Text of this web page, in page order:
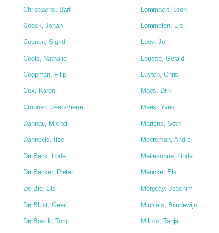
Christiaens, Bart
Coeck, Johan
Coenen, Sigrid
Cools, Nathalie
Coopman, Filip
Cox, Karen
Croonen, Jean-Pierre
Dannau, Michel
Danneels, Ilse
De Beck, Lode
De Becker, Pieter
De Bie, Els
De Blust, Geert
De Boeck, Tom
Lommaert, Leon
Lommelen, Els
Loos, Jo
Louette, Gerald
Luyten, Chris
Maes, Dirk
Maes, Yves
Martens, Seth
Meersman, Andre
Meiresonne, Linda
Mencke, Els
Mergeay, Joachim
Michiels, Boudewijn
Milotic, Tanja